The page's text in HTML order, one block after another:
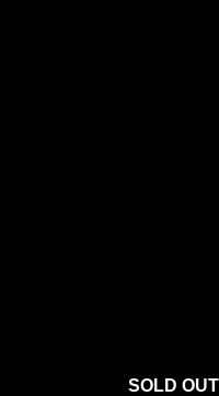
SOLD OUT